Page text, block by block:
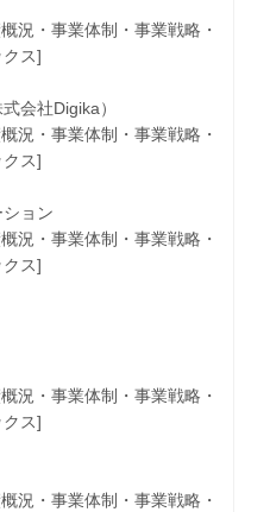
況・事業体制・事業戦略・
ス]
会社Digika）
況・事業体制・事業戦略・
ス]
ョン
況・事業体制・事業戦略・
ス]
況・事業体制・事業戦略・
ス]
況・事業体制・事業戦略・